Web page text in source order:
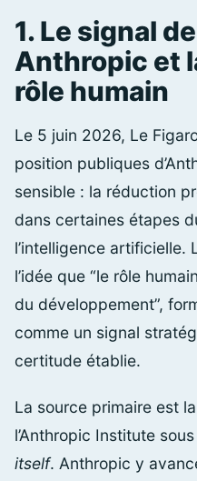
1. Le signal
Anthropic et
rôle humain
Le 5 juin 2026, Le
position publiques
sensible : la réduction
dans certaines étapes
l’intelligence artificielle.
l’idée que “le rôle
du développement”,
comme un signal
certitude établie.
La source primaire est
l’Anthropic Institute
itself. Anthropic y